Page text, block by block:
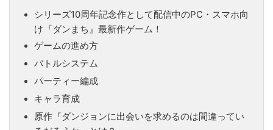
シリーズ10周年記念作として配信中のPC・スマホ向
け『ダンまち』最新作ゲーム！
ゲームの進め方
バトルシステム
パーティー編成
キャラ育成
原作『ダンジョンに出会いを求めるのは間違ってい